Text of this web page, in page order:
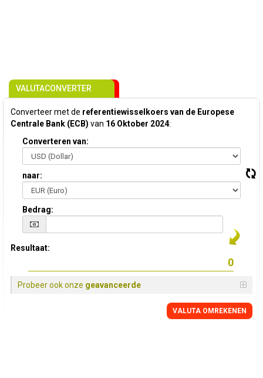
VALUTACONVERTER
Converteer met de referentiewisselkoers van de Europese
Centrale Bank (ECB) van 16 Oktober 2024:
Converteren van:
naar:
Bedrag:
Resultaat:
Probeer ook onze geavanceerde
VALUTA OMREKENEN